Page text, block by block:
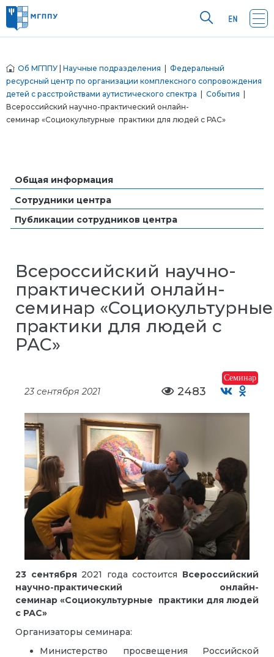
Об МГППУ Научные подразделения
Федеральный
ресурсный центр по организации комплексного сопровождения
детей с расстройствами аутистического спектра
События
Всероссийский научно-практический онлайн-
семинар «Социокультурные практики для людей с РАС»
Общая информация
Сотрудники центра
Публикации сотрудников центра
Всероссийский научно-
практический онлайн-
семинар
практики для людей с
РАС»
Семинар
23 сентября 2021 2483
23 сентября 2021 года состоится Всероссийский
научно-практический онлайн-
семинар «Социокультурные практики для людей
с РАС»
Организаторы семинара:
Министерство просвещения Российской